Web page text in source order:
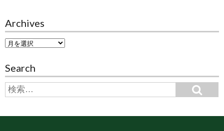
Archives
A
c
h
i
v
s
Search
S
e
e
c